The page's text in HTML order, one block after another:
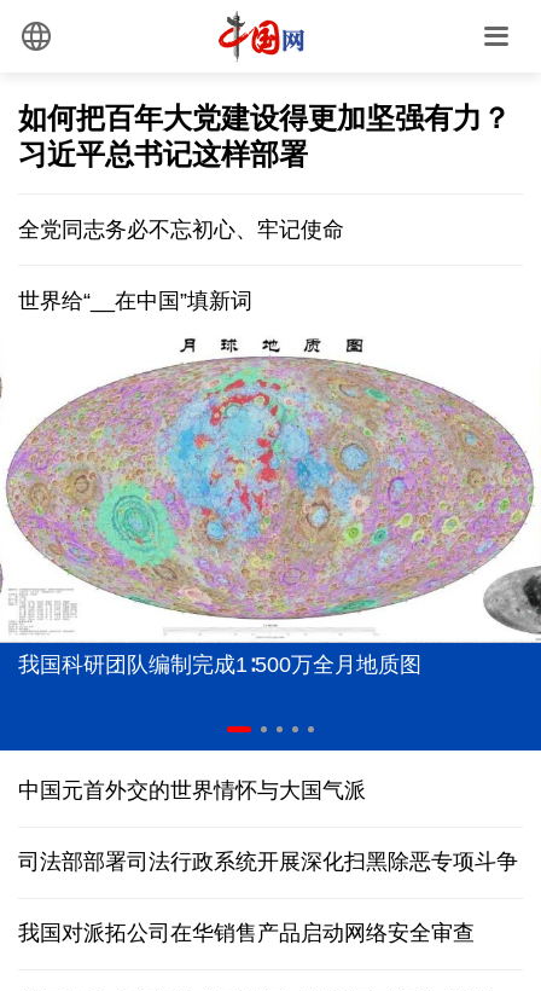
如何把百年大党建设得更加坚强有力？
习近平总书记这样部署
全党同志务必不忘初心、牢记使命
世界给“__在中国”填新词
我国科研团队编制完成1∶500万全月地质图
中国元首外交的世界情怀与大国气派
司法部部署司法行政系统开展深化扫黑除恶专项斗争
我国对派拓公司在华销售产品启动网络安全审查